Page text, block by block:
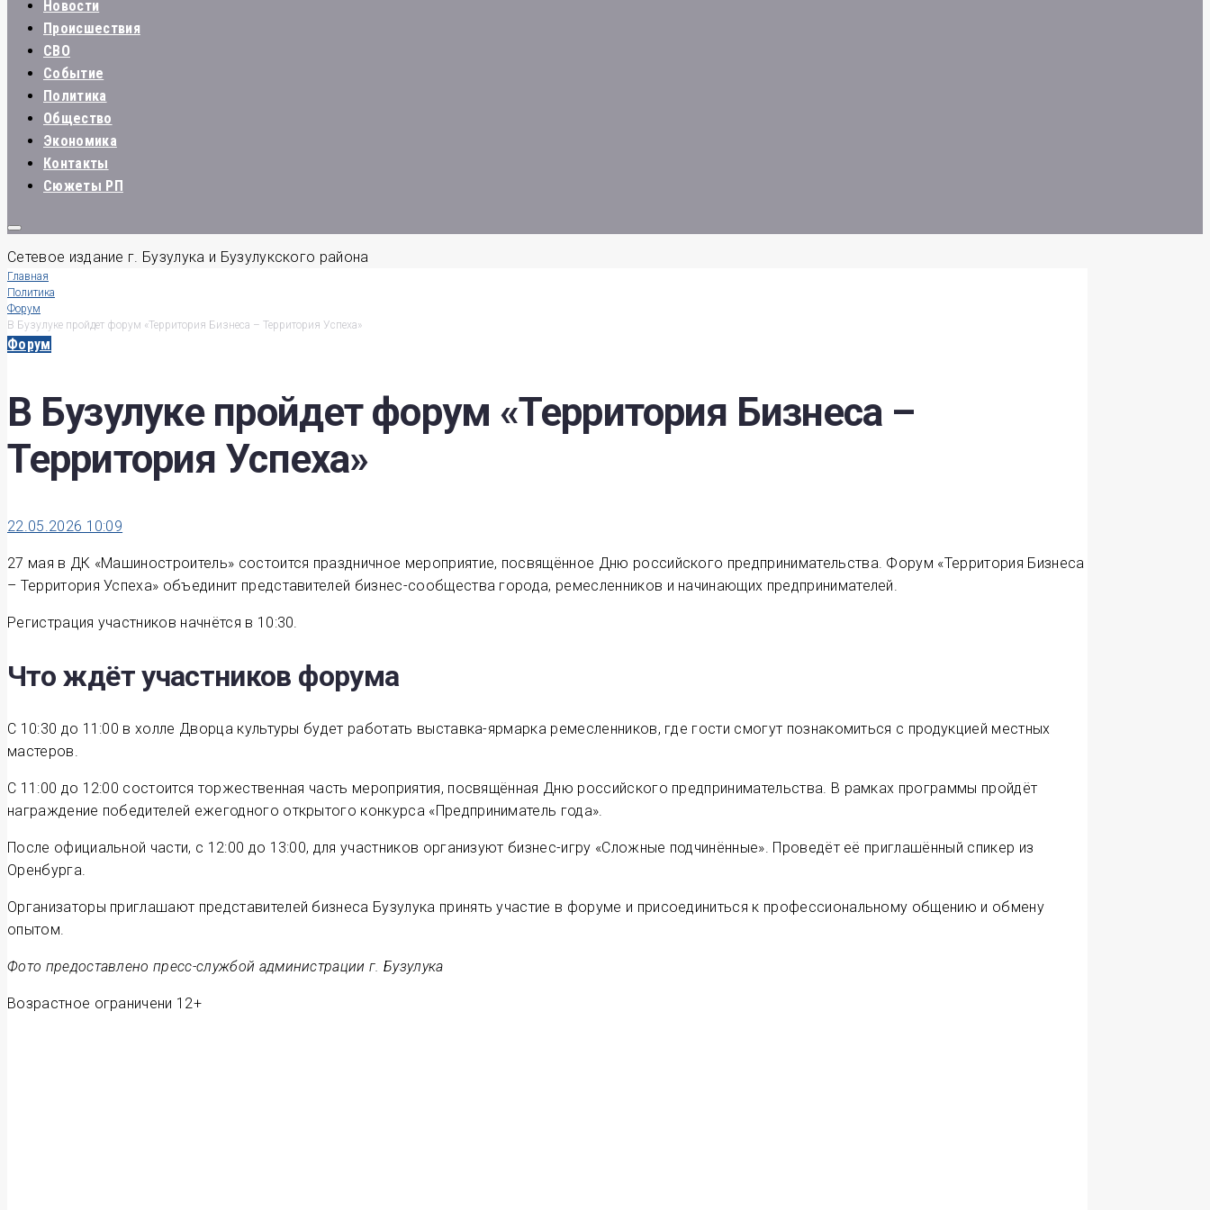
Новости
Происшествия
СВО
Событие
Политика
Общество
Экономика
Контакты
Сюжеты РП
Сетевое издание г. Бузулука и Бузулукского района
Главная
Политика
Форум
В Бузулуке пройдет форум «Территория Бизнеса – Территория Успеха»
Форум
В Бузулуке пройдет форум «Территория Бизнеса –
Территория Успеха»
22.05.2026 10:09
27 мая в ДК «Машиностроитель» состоится праздничное мероприятие, посвящённое Дню российского предпринимательства. Форум «Территория Бизнеса
– Территория Успеха» объединит представителей бизнес-сообщества города, ремесленников и начинающих предпринимателей.
Регистрация участников начнётся в 10:30.
Что ждёт участников форума
С 10:30 до 11:00 в холле Дворца культуры будет работать выставка-ярмарка ремесленников, где гости смогут познакомиться с продукцией местных
мастеров.
С 11:00 до 12:00 состоится торжественная часть мероприятия, посвящённая Дню российского предпринимательства. В рамках программы пройдёт
награждение победителей ежегодного открытого конкурса «Предприниматель года».
После официальной части, с 12:00 до 13:00, для участников организуют бизнес-игру «Сложные подчинённые». Проведёт её приглашённый спикер из
Оренбурга.
Организаторы приглашают представителей бизнеса Бузулука принять участие в форуме и присоединиться к профессиональному общению и обмену
опытом.
Фото предоставлено пресс-службой администрации г. Бузулука
Возрастное ограничени 12+